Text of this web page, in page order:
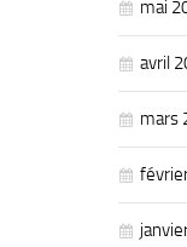
mai
avril
mars